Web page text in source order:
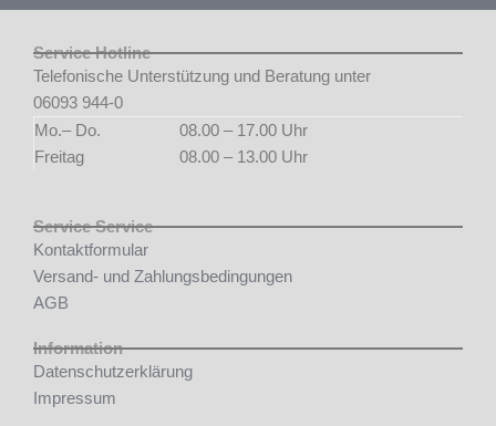
Service Hotline
Telefonische Unterstützung und Beratung unter
06093 944-0
Mo.– Do.
08.00 – 17.00 Uhr
Freitag
08.00 – 13.00 Uhr
Service Service
Kontaktformular
Versand- und Zahlungsbedingungen
AGB
Information
Datenschutzerklärung
Impressum